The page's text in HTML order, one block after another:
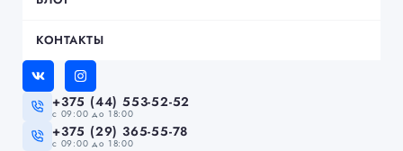
КОНТАКТЫ
+375 (44) 553-52-52
c 09:00 до 18:00
+375 (29) 365-55-78
c 09:00 до 18:00